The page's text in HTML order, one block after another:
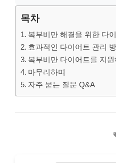
목차
복부비만 해결을 위한 다
효과적인 다이어트 관리
복부비만 다이어트를 지
마무리하며
자주 묻는 질문 Q&A